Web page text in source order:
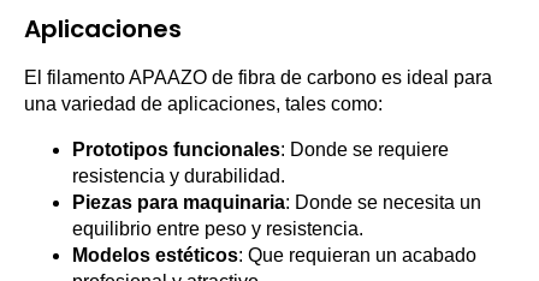
Aplicaciones
El filamento APAAZO de fibra de carbono es ideal para
una variedad de aplicaciones, tales como:
Prototipos funcionales: Donde se requiere
resistencia y durabilidad.
Piezas para maquinaria: Donde se necesita un
equilibrio entre peso y resistencia.
Modelos estéticos: Que requieran un acabado